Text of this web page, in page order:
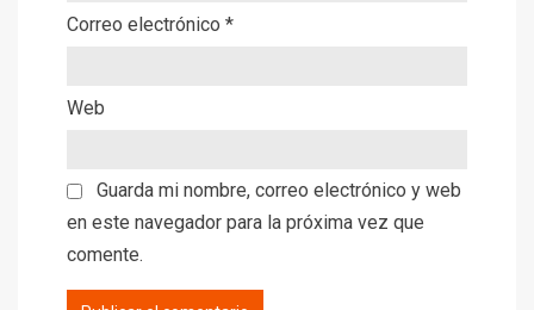
Correo electrónico *
Web
Guarda mi nombre, correo electrónico y web
en este navegador para la próxima vez que
comente.